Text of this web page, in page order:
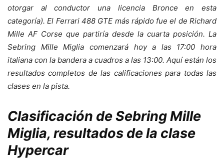
otorgar al conductor una licencia Bronce en esta
categoría). El Ferrari 488 GTE más rápido fue el de Richard
Mille AF Corse que partiría desde la cuarta posición. La
Sebring Mille Miglia comenzará hoy a las 17:00 hora
italiana con la bandera a cuadros a las 13:00. Aquí están los
resultados completos de las calificaciones para todas las
clases en la pista.
Clasificación de Sebring Mille
Miglia, resultados de la clase
Hypercar